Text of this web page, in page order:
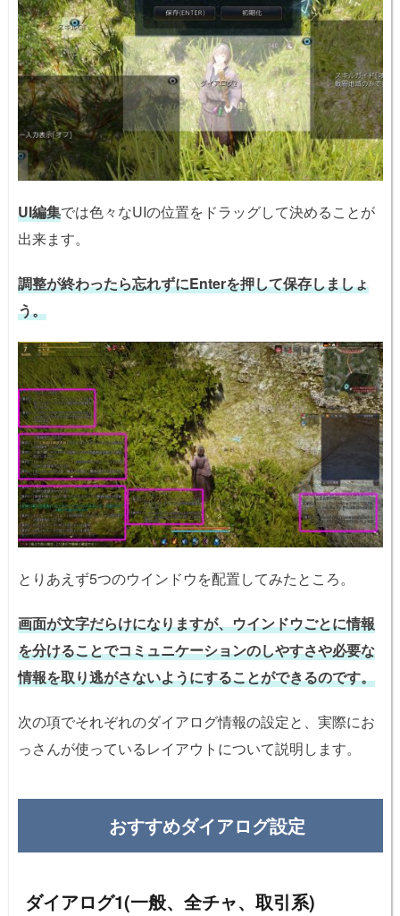
UI編集では色々なUIの位置をドラッグして決めることが
出来ます。
調整が終わったら忘れずにEnterを押して保存しましょ
う。
とりあえず5つのウインドウを配置してみたところ。
画面が文字だらけになりますが、ウインドウごとに情報
を分けることでコミュニケーションのしやすさや必要な
情報を取り逃がさないようにすることができるのです。
次の項でそれぞれのダイアログ情報の設定と、実際にお
っさんが使っているレイアウトについて説明します。
おすすめダイアログ設定
ダイアログ1(一般、全チャ、取引系)